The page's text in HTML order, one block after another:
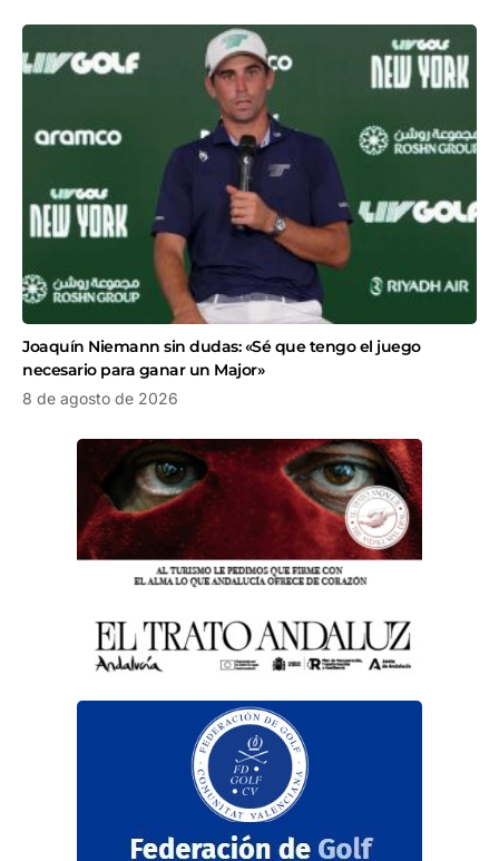
Joaquín Niemann sin dudas: «Sé que tengo el juego
necesario para ganar un Major»
8 de agosto de 2026